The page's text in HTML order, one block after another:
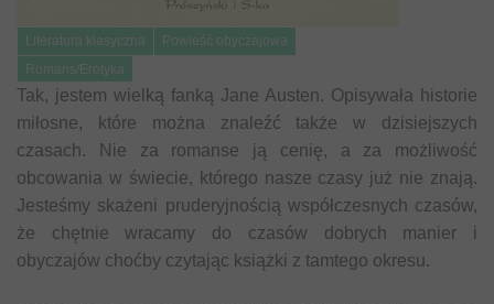
Literatura klasyczna
Powieść obyczajowa
Romans/Erotyka
Tak, jestem wielką fanką Jane Austen. Opisywała historie
miłosne, które można znaleźć także w dzisiejszych
czasach. Nie za romanse ją cenię, a za możliwość
obcowania w świecie, którego nasze czasy już nie znają.
Jesteśmy skażeni pruderyjnością współczesnych czasów,
że chętnie wracamy do czasów dobrych manier i
obyczajów choćby czytając książki z tamtego okresu.